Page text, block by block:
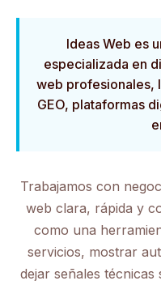
Ideas Web es
especializada en
web profesionales,
GEO, plataformas
Trabajamos con
web clara, rápida y
como una
servicios, mostrar
dejar señales